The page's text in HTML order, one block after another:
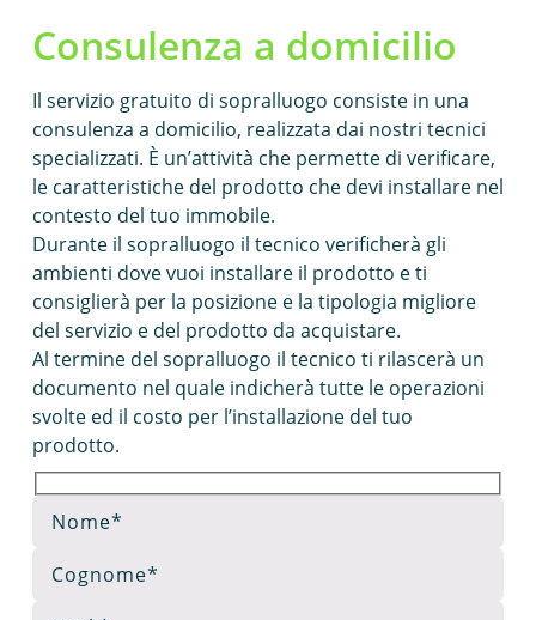
Consulenza a domicilio
Il servizio gratuito di sopralluogo consiste in una
consulenza a domicilio, realizzata dai nostri tecnici
specializzati. È un’attività che permette di verificare,
le caratteristiche del prodotto che devi installare nel
contesto del tuo immobile.
Durante il sopralluogo il tecnico verificherà gli
ambienti dove vuoi installare il prodotto e ti
consiglierà per la posizione e la tipologia migliore
del servizio e del prodotto da acquistare.
Al termine del sopralluogo il tecnico ti rilascerà un
documento nel quale indicherà tutte le operazioni
svolte ed il costo per l’installazione del tuo
prodotto.